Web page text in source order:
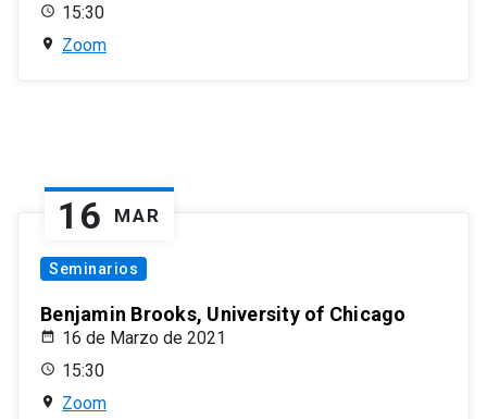
15:30
Zoom
16 MAR
Seminarios
Benjamin Brooks, University of Chicago
16 de Marzo de 2021
15:30
Zoom